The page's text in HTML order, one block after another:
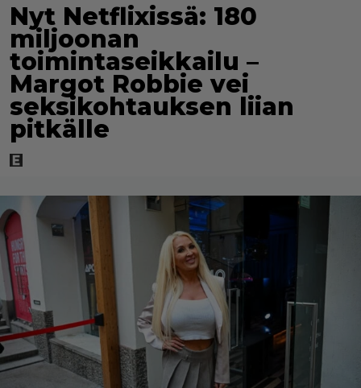
Nyt Netflixissä: 180
miljoonan
toimintaseikkailu –
Margot Robbie vei
seksikohtauksen liian
pitkälle